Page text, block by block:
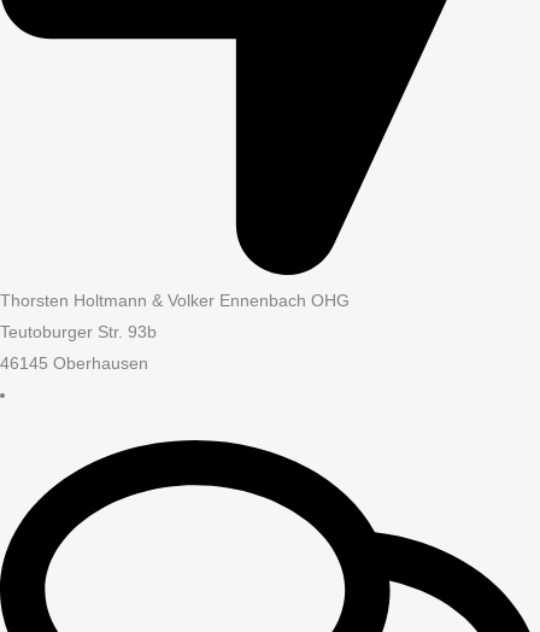
Thorsten Holtmann & Volker Ennenbach OHG
Teutoburger Str. 93b
46145 Oberhausen